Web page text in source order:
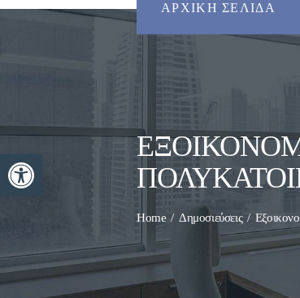
Ανοίξτε τη γραμμή
ΑΡΧΙΚΉ ΣΕΛΊΔΑ
Home Δημοσιεύσεις